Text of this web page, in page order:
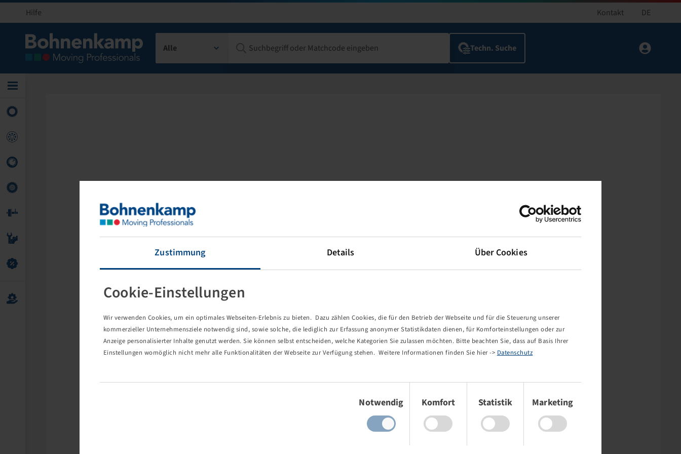
Zustimmung Details Über Cookies
Cookie-Einstellungen
Wir verwenden Cookies, um ein optimales Webseiten-Erlebnis zu bieten. Dazu zählen Cookies, die für den Betrieb der Webseite und für die Steuerung unserer
kommerzieller Unternehmensziele notwendig sind, sowie solche, die lediglich zur Erfassung anonymer Statistikdaten dienen, für Komforteinstellungen oder zur
Anzeige personalisierter Inhalte genutzt werden. Sie können selbst entscheiden, welche Kategorien Sie zulassen möchten. Bitte beachten Sie, dass auf Basis Ihrer
Einstellungen womöglich nicht mehr alle Funktionalitäten der Webseite zur Verfügung stehen. Weitere Informationen finden Sie hier -> Datenschutz
Notwendig
Komfort Statistik Marketing
Hilfe Kontakt DE
Alle
Die von Ihnen aufgerufene Seite existiert nicht!